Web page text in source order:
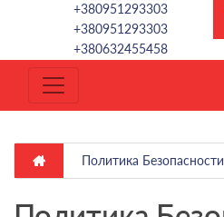
+380951293303
+380951293303
+380632455458
Политика Безопасности